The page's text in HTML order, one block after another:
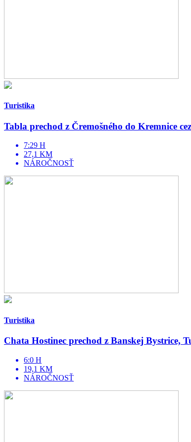
Turistika
Tabla prechod z Čremošného do Kremnice
7:29 H
27,1 KM
NÁROČNOSŤ
Turistika
Chata Hostinec prechod z Banskej Bystrice,
6:0 H
19,1 KM
NÁROČNOSŤ